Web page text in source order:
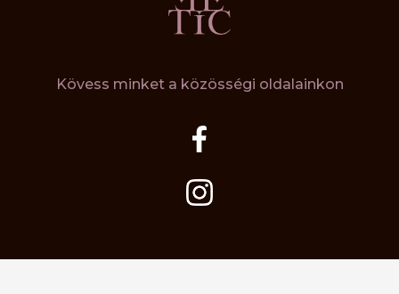
Kövess minket a közösségi oldalainkon